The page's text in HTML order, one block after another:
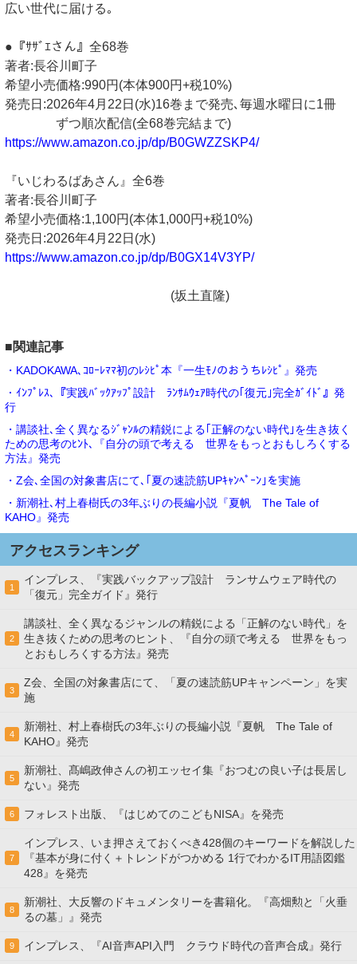
広い世代に届ける｡
●『ｻｻﾞｴさん』全68巻
著者:長谷川町子
希望小売価格:990円(本体900円+税10%)
発売日:2026年4月22日(水)16巻まで発売､毎週水曜日に1冊
ずつ順次配信(全68巻完結まで)
https://www.amazon.co.jp/dp/B0GWZZSKP4/
『いじわるばあさん』全6巻
著者:長谷川町子
希望小売価格:1,100円(本体1,000円+税10%)
発売日:2026年4月22日(水)
https://www.amazon.co.jp/dp/B0GX14V3YP/
(坂土直隆)
■関連記事
・KADOKAWA､ｺﾛｰﾚﾏﾏ初のﾚｼﾋﾟ本『一生ﾓﾉのおうちﾚｼﾋﾟ』発売
・ｲﾝﾌﾟﾚｽ､『実践ﾊﾞｯｸｱｯﾌﾟ設計 ﾗﾝｻﾑｳｪｱ時代の｢復元｣完全ｶﾞｲﾄﾞ』発
行
・講談社､全く異なるｼﾞｬﾝﾙの精鋭による｢正解のない時代｣を生き抜く
ための思考のﾋﾝﾄ､『自分の頭で考える 世界をもっとおもしろくする
方法』発売
・Z会､全国の対象書店にて､｢夏の速読筋UPｷｬﾝﾍﾟｰﾝ｣を実施
・新潮社､村上春樹氏の3年ぶりの長編小説『夏帆 The Tale of
KAHO』発売
アクセスランキング
1
インプレス、『実践バックアップ設計 ランサムウェア時代の
「復元」完全ガイド』発行
2
講談社、全く異なるジャンルの精鋭による「正解のない時代」を
生き抜くための思考のヒント、『自分の頭で考える 世界をもっ
とおもしろくする方法』発売
3
Z会、全国の対象書店にて、「夏の速読筋UPキャンペーン」を実
施
4
新潮社、村上春樹氏の3年ぶりの長編小説『夏帆 The Tale of
KAHO』発売
5
新潮社、髙嶋政伸さんの初エッセイ集『おつむの良い子は長居し
ない』発売
6 フォレスト出版、『はじめてのこどもNISA』を発売
7
インプレス、いま押さえておくべき428個のキーワードを解説した
『基本が身に付く＋トレンドがつかめる 1行でわかるIT用語図鑑
428』を発売
8
新潮社、大反響のドキュメンタリーを書籍化。『高畑勲と「火垂
るの墓」』発売
9 インプレス、『AI音声API入門 クラウド時代の音声合成』発行